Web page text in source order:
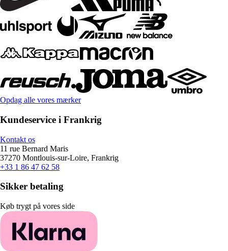
Opdag alle vores mærker
Kundeservice i Frankrig
Kontakt os
11 rue Bernard Maris
37270 Montlouis-sur-Loire, Frankrig
+33 1 86 47 62 58
Sikker betaling
Køb trygt på vores side